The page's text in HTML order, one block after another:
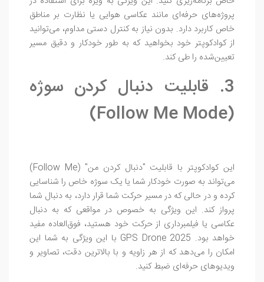
پروژه‌های حرفه‌ای مانند عکاسی هوایی یا نظارت بر مناطق
خاص کاربرد دارد. بدون نیاز به کنترل دستی مداوم، می‌توانید
از کوادکوپتر خود بخواهید که به طور خودکار و دقیق مسیر
تعیین‌شده را طی کند.
3. قابلیت دنبال کردن سوژه
(Follow Me Mode)
این کوادکوپتر با قابلیت "دنبال کردن من" (Follow Me)
می‌تواند به صورت خودکار شما یا یک سوژه خاص را شناسایی
کرده و در حالی که در مسیر حرکت شما قرار دارد، به دنبال شما
پرواز کند. این ویژگی به خصوص در مواقعی که به دنبال
عکاسی یا فیلمبرداری از حرکت خود هستید، فوق‌العاده مفید
خواهد بود. GPS Drone 2025 با این ویژگی به شما این
امکان را می‌دهد که از هر زاویه و با بالاترین دقت، تصاویر و
ویدیوهای حرفه‌ای ضبط کنید.